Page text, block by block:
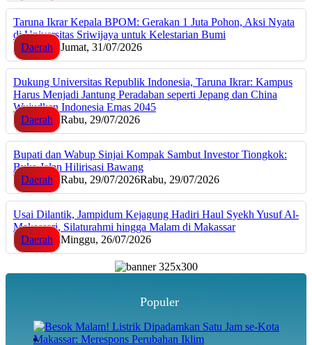
Taruna Ikrar Kepala BPOM: Gerakan 1 Juta Pohon, Aksi Nyata
di Universitas Sriwijaya untuk Kelestarian Bumi
Daerah
Jumat, 31/07/2026
Dukung Universitas Republik Indonesia, Taruna Ikrar: Kampus
Harus Menjadi Jantung Peradaban seperti Jepang dan China
Wujudkan Indonesia Emas 2045
Daerah
Rabu, 29/07/2026
Bupati dan Wabup Sinjai Kompak Sambut Investor Tiongkok:
Buka Jalan Hilirisasi Bawang
Daerah
Rabu, 29/07/2026Rabu, 29/07/2026
Usai Dilantik, Jampidum Kejagung Hadiri Haul Syekh Yusuf Al-
Makassari, Silaturahmi hingga Malam di Makassar
Daerah
Minggu, 26/07/2026
Populer